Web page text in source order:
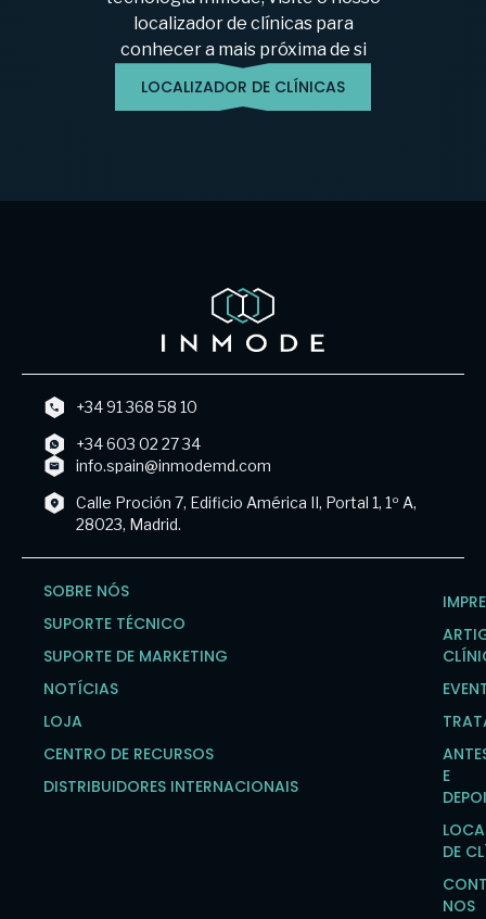
localizador de clínicas para
conhecer a mais próxima de si
LOCALIZADOR DE CLÍNICAS
+34 91 368 58 10
+34 603 02 27 34
info.spain@inmodemd.com
Calle Proción 7, Edificio América II, Portal 1, 1º A,
28023, Madrid.
SOBRE NÓS
SUPORTE TÉCNICO
SUPORTE DE MARKETING
NOTÍCIAS
LOJA
CENTRO DE RECURSOS
DISTRIBUIDORES INTERNACIONAIS
E
DE
NOS